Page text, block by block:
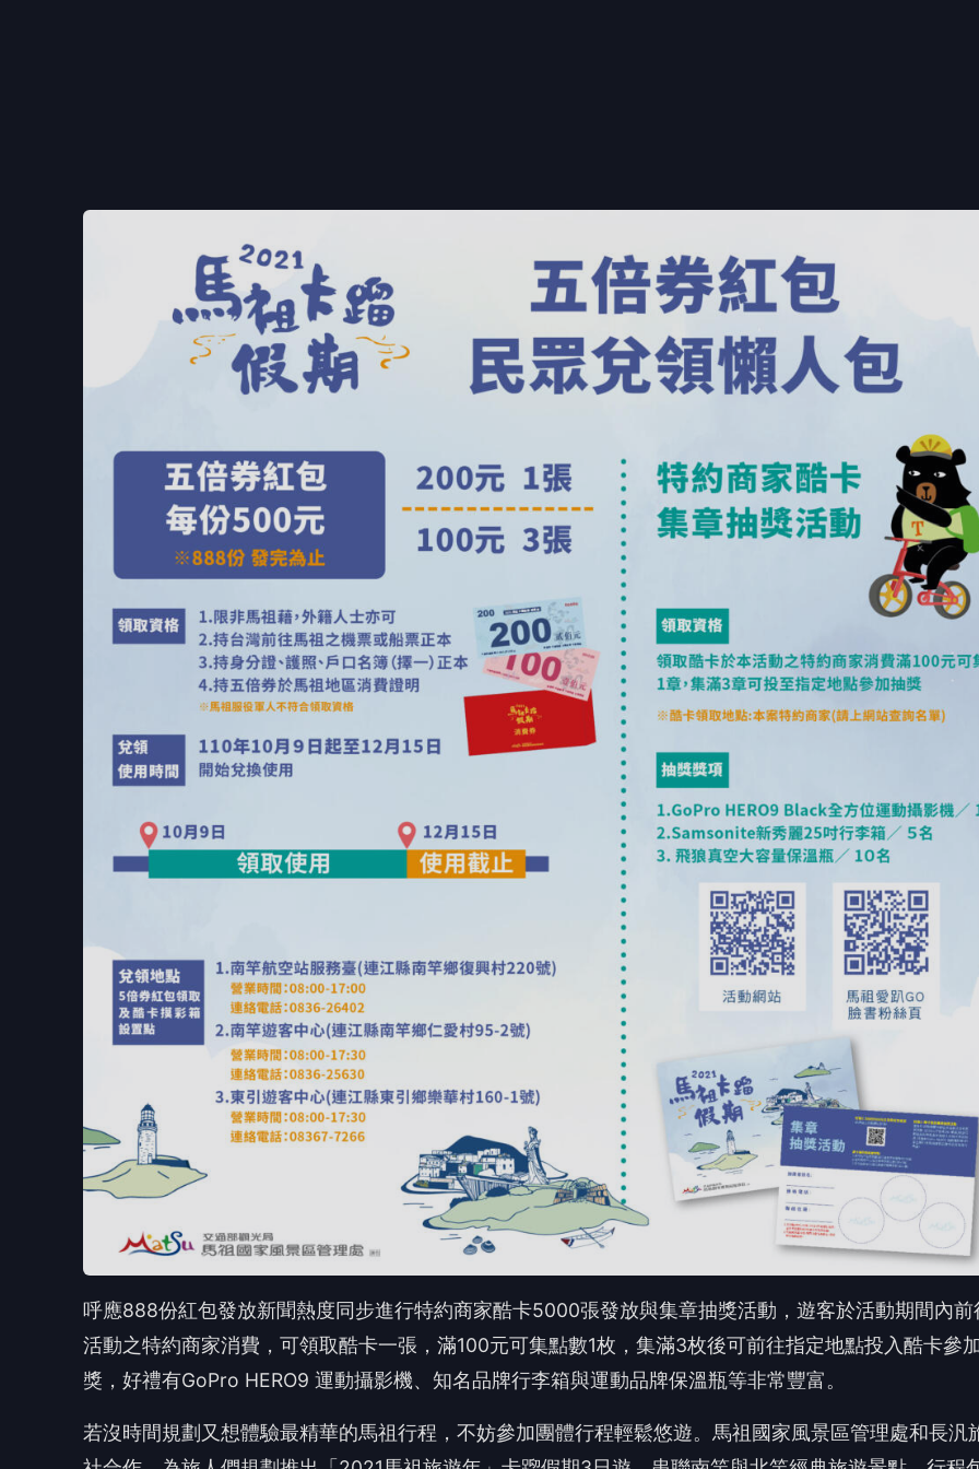
呼應888份紅包發放新聞熱度同步進行特約商家酷卡5000張發放與集章抽獎活動，遊客於活動期間內前
活動之特約商家消費，可領取酷卡一張，滿100元可集點數1枚，集滿3枚後可前往指定地點投入酷卡參
獎，好禮有GoPro HERO9 運動攝影機、知名品牌行李箱與運動品牌保溫瓶等非常豐富。
若沒時間規劃又想體驗最精華的馬祖行程，不妨參加團體行程輕鬆悠遊。馬祖國家風景區管理處和長汎
社合作，為旅人們規劃推出「2021馬祖旅遊年」卡蹓假期3日遊，串聯南竿與北竿經典旅遊景點，行程
走訪媽祖巨神像與星光祈福坑道、芹壁聚落下午茶、北海坑道夜探藍眼淚等好玩趣味景點。現在報名本
行程還送限定好禮運動品牌保溫瓶一只，數量有限送完為止。出團均將依中央規範之防疫規定執行，以
民眾安心旅遊。
借，每日上午9時至下午4時30分可借用、歸還，年滿18歲以上，自認可騎乘者，未年滿18歲者須由父
法定代理人或成年人共同填寫借用申請表，並陪同騎乘，歡迎多加利用。9/18(六)~11/30(二)期間，與
車合影完成指定景點打卡任務,還可以獲得精美獎品、獎牌與證書唷!詳情可見電子活動摺
頁:https://is.gd/oS72Ga